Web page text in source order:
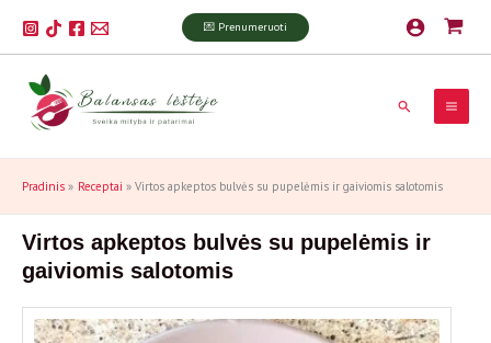
prie
turinio
💌 Prenumeruoti
Paieška
Pradinis Receptai Virtos apkeptos bulvės su pupelėmis ir gaiviomis salotomis
Virtos apkeptos bulvės su pupelėmis ir
gaiviomis salotomis
P
i
e